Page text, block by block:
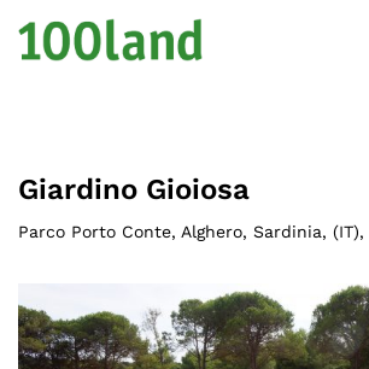
Giardino Gioiosa
Parco Porto Conte, Alghero, Sardinia, (IT),